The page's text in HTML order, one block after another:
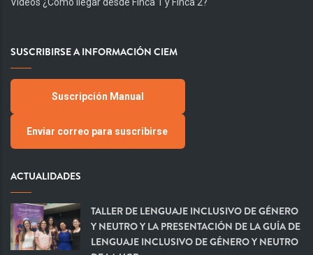
SUSCRIBIRSE A INFORMACIÓN CIEM
Suscripción Manual
Enviar correo para suscribirse
ACTUALIDADES
TALLER DE LENGUAJE INCLUSIVO DE GÉNERO
Y NEUTRO Y LA PRESENTACIÓN DE LA GUÍA DE
LENGUAJE INCLUSIVO DE GÉNERO Y NEUTRO